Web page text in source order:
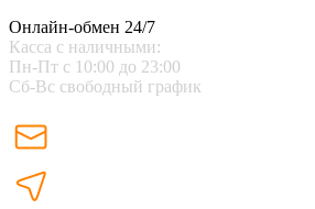
Онлайн-обмен 24/7
Касса с наличными:
Пн-Пт с 10:00 до 23:00
Сб-Вс свободный график